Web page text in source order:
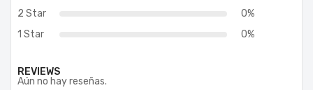
2 Star
0%
1 Star
0%
REVIEWS
Aún no hay reseñas.